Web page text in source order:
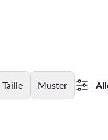
Taille Muster